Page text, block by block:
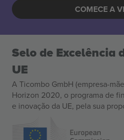
COMECE A
Selo de Excelência
UE
A Ticombo GmbH (empresa-
Horizon 2020, o programa de
e inovação da UE, pela sua